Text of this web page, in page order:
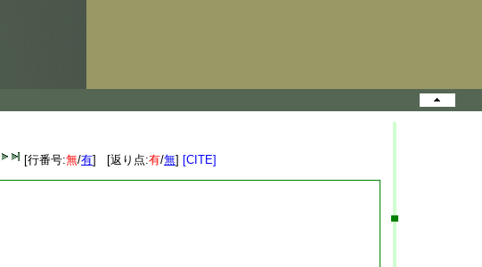
[行番号:無/有] [返り点:有/無] [CITE]